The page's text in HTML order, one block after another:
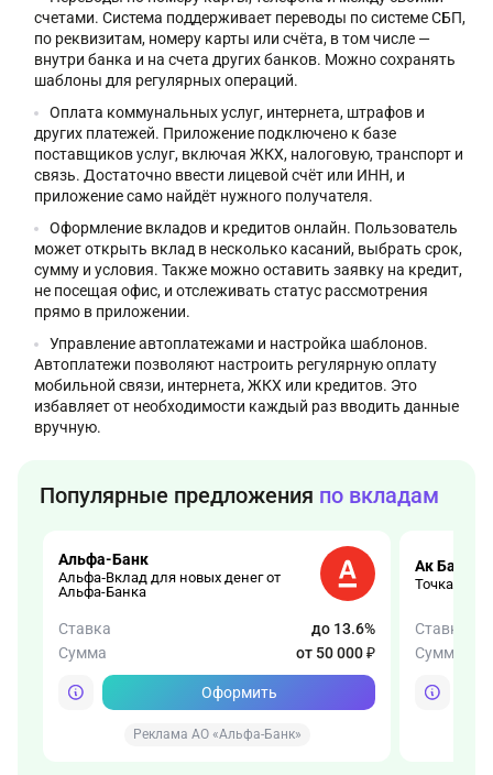
счетами. Система поддерживает переводы по системе СБП,
по реквизитам, номеру карты или счёта, в том числе —
внутри банка и на счета других банков. Можно сохранять
шаблоны для регулярных операций.
Оплата коммунальных услуг, интернета, штрафов и
других платежей. Приложение подключено к базе
поставщиков услуг, включая ЖКХ, налоговую, транспорт и
связь. Достаточно ввести лицевой счёт или ИНН, и
приложение само найдёт нужного получателя.
Оформление вкладов и кредитов онлайн. Пользователь
может открыть вклад в несколько касаний, выбрать срок,
сумму и условия. Также можно оставить заявку на кредит,
не посещая офис, и отслеживать статус рассмотрения
прямо в приложении.
Управление автоплатежами и настройка шаблонов.
Автоплатежи позволяют настроить регулярную оплату
мобильной связи, интернета, ЖКХ или кредитов. Это
избавляет от необходимости каждый раз вводить данные
вручную.
Популярные предложения по вкладам
Альфа-Банк
Альфа‑Вклад для новых денег от
Альфа-Банка
Ставка
до 13.6%
Сумма
от 50 000 ₽
Оформить
Реклама АО «Альфа-Банк»
Ак Барс
Точка
Ставка
Сумма